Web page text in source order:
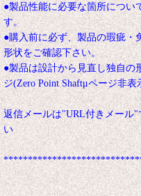
●製品性能に必要な箇所につい
す。
●購入前に必ず、製品の瑕疵
形状をご確認下さい。
●製品は設計から見直し独自の
ジ(Zero Point Shaftμページ非
返信メールは"URL付きメール
い